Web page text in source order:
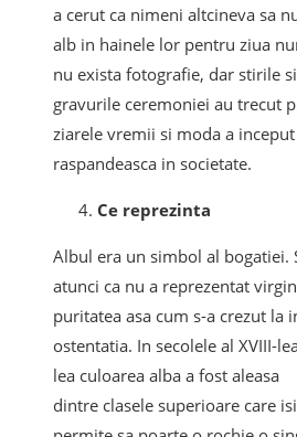
a cerut ca nimeni altcineva sa
alb in hainele lor pentru ziua
nu exista fotografie, dar stirile si
gravurile ceremoniei au trecut
ziarele vremii si moda a inceput
raspandeasca in societate.
Ce reprezinta
Albul era un simbol al bogatiei.
atunci ca nu a reprezentat
puritatea asa cum s-a crezut la
ostentatia. In secolele al XVIII-
lea culoarea alba a fost aleasa
dintre clasele superioare care